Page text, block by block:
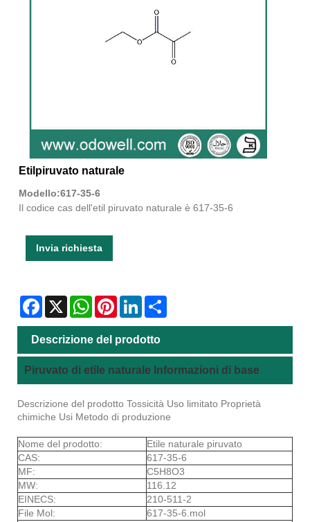
Etilpiruvato naturale
Modello:617-35-6
Il codice cas dell'etil piruvato naturale è 617-35-6
Invia richiesta
Facebook
X WhatsAppPinterestLinkedIn
Descrizione del prodotto
Piruvato di etile naturale Informazioni di base
Descrizione del prodotto Tossicità Uso limitato Proprietà
chimiche Usi Metodo di produzione
Nome del prodotto:
Etile naturale piruvato
CAS:
617-35-6
MF:
C5H8O3
MW:
116.12
EINECS:
210-511-2
File Mol:
617-35-6.mol